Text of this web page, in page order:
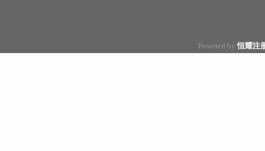
Powered by恒耀注